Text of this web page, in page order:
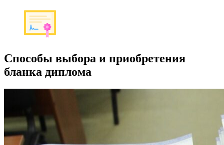
Способы выбора и приобретения
бланка диплома